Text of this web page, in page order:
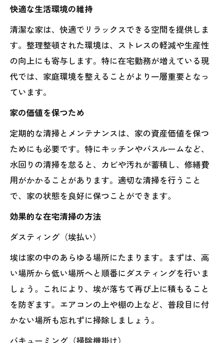
快適な生活環境の維持
清潔な家は、快適でリラックスできる空間を提供しま
す。整理整頓された環境は、ストレスの軽減や生産性
の向上にも寄与します。特に在宅勤務が増えている現
代では、家庭環境を整えることがより一層重要となっ
ています。
家の価値を保つため
定期的な清掃とメンテナンスは、家の資産価値を保つ
ためにも必要です。特にキッチンやバスルームなど、
水回りの清掃を怠ると、カビや汚れが蓄積し、修繕費
用がかかることがあります。適切な清掃を行うこと
で、家の状態を良好に保つことができます。
効果的な在宅清掃の方法
ダスティング（埃払い）
埃は家の中のあらゆる場所にたまります。まずは、高
い場所から低い場所へと順番にダスティングを行いま
しょう。これにより、埃が落ちて再び上に積もること
を防ぎます。エアコンの上や棚の上など、普段目に付
かない場所も忘れずに掃除しましょう。
バキューミング（掃除機掛け）